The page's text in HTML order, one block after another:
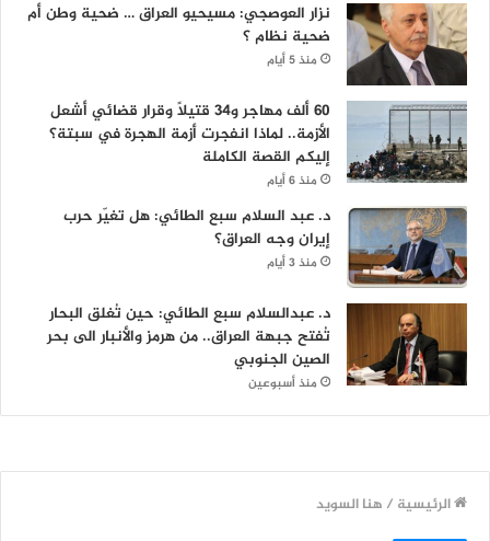
نزار العوصجي: مسيحيو العراق … ضحية وطن أم
ضحية نظام ؟
منذ 5 أيام
60 ألف مهاجر و34 قتيلاً وقرار قضائي أشعل
الأزمة.. لماذا انفجرت أزمة الهجرة في سبتة؟
إليكم القصة الكاملة
منذ 6 أيام
د. عبد السلام سبع الطائي: هل تغيّر حرب
إيران وجه العراق؟
منذ 3 أيام
د. عبدالسلام سبع الطائي: حين تُغلق البحار
تُفتح جبهة العراق.. من هرمز والأنبار الى بحر
الصين الجنوبي
منذ أسبوعين